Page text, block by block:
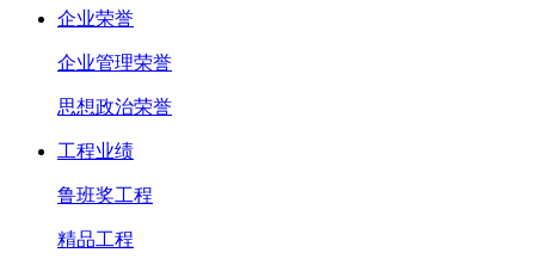
企业荣誉
企业管理荣誉
思想政治荣誉
工程业绩
鲁班奖工程
精品工程